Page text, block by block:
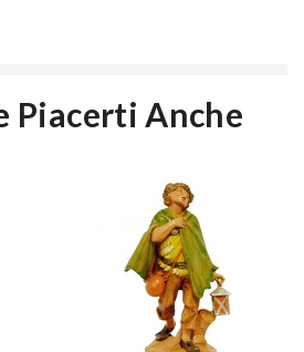
Piacerti Anche